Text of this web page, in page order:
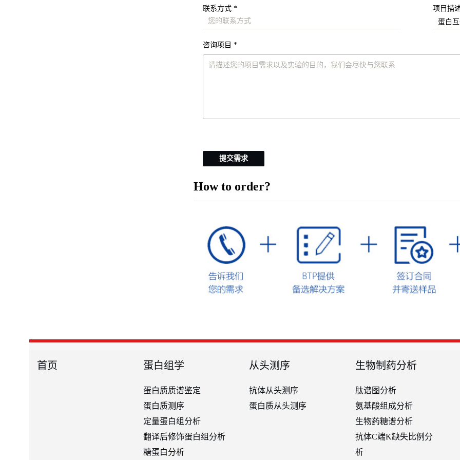
联系方式 * 项目描
咨询项目 *
提交需求
How to order?
首页 蛋白组学
蛋白质质谱鉴定
蛋白质测序
定量蛋白组分析
翻译后修饰蛋白组分析
糖蛋白分析
从头测序
抗体从头测序
蛋白质从头测序
生物制药分析
肽谱图分析
氨基酸组成分析
生物药糖谱分析
抗体C端K缺失比例分
析